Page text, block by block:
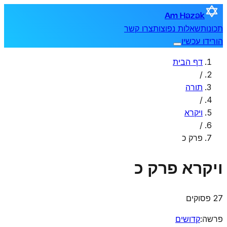
Am Hazak
תכונותשאלות נפוצותצרו קשר
הורידו עכשיו
דף הבית
/
תורה
/
ויקרא
/
פרק כ
ויקרא פרק כ
27 פסוקים
פרשה:קדושים